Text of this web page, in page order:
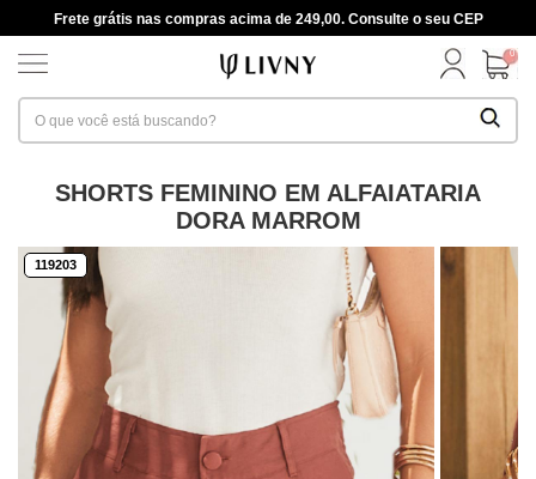
Frete grátis nas compras acima de 249,00. Consulte o seu CEP
0
SHORTS FEMININO EM ALFAIATARIA
DORA MARROM
119203